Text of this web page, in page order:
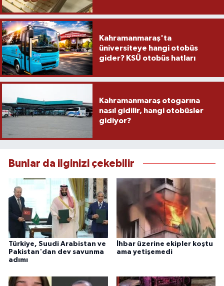
Kahramanmaraş'ta
üniversiteye hangi otobüs
gider? KSÜ otobüs hatları
Kahramanmaraş otogarına
nasıl gidilir, hangi otobüsler
gidiyor?
Bunlar da ilginizi çekebilir
Türkiye, Suudi Arabistan ve
Pakistan'dan dev savunma
adımı
İhbar üzerine ekipler koştu
ama yetişemedi